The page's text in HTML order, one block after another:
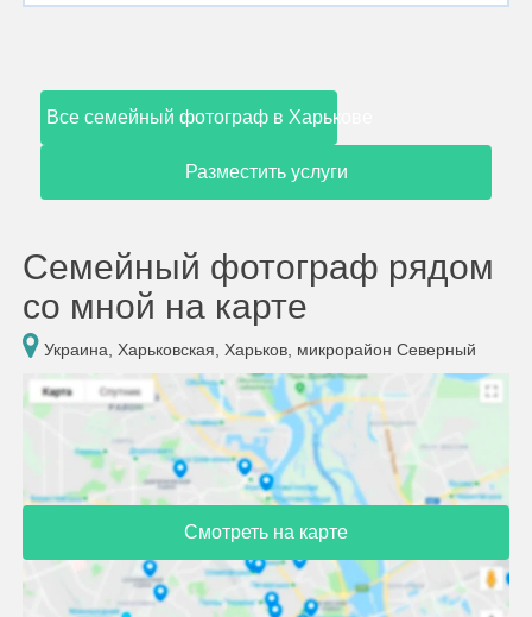
Все семейный фотограф в Харькове
Разместить услуги
Семейный фотограф рядом
со мной на карте
Украина, Харьковская, Харьков, микрорайон Северный
Смотреть на карте